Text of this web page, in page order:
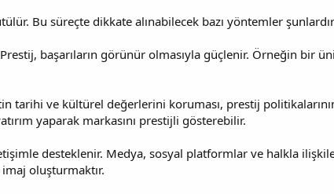
Bu süreçte dikkate alınabilecek bazı yöntemler
başarıların görünür olmasıyla güçlenir. Örneğin bir
tarihi ve kültürel değerlerini koruması, prestij
yaparak markasını prestijli gösterebilir.
desteklenir. Medya, sosyal platformlar ve halkla
oluşturmaktır.